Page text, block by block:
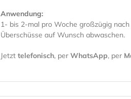
Anwendung:
1- bis 2-mal pro Woche großzügig
Überschüsse auf Wunsch abwaschen.
Jetzttelefonisch, perWhatsApp, per